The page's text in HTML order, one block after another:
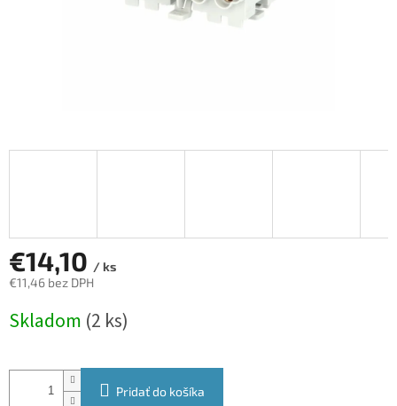
€14,10 / ks
€11,46 bez DPH
cena:
Skladom (2 ks)
Pridať do košíka